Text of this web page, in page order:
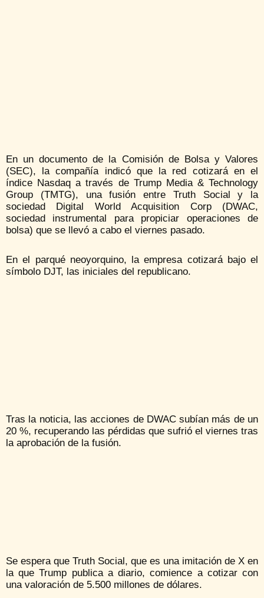
En un documento de la Comisión de Bolsa y Valores
(SEC), la compañía indicó que la red cotizará en el
índice Nasdaq a través de Trump Media & Technology
Group (TMTG), una fusión entre Truth Social y la
sociedad Digital World Acquisition Corp (DWAC,
sociedad instrumental para propiciar operaciones de
bolsa) que se llevó a cabo el viernes pasado.
En el parqué neoyorquino, la empresa cotizará bajo el
símbolo DJT, las iniciales del republicano.
Tras la noticia, las acciones de DWAC subían más de un
20 %, recuperando las pérdidas que sufrió el viernes tras
la aprobación de la fusión.
Se espera que Truth Social, que es una imitación de X en
la que Trump publica a diario, comience a cotizar con
una valoración de 5.500 millones de dólares.